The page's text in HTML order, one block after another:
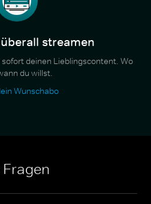
streamen
deinen Lieblingscontent. Wo
du willst.
Wunschabo